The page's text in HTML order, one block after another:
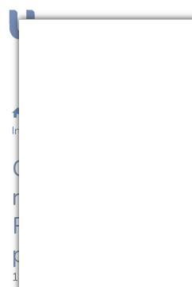
Instituto Polis de Jerusalém para
Curso de
recebe
Polis de
palestra
18.07.2017 | 11:44